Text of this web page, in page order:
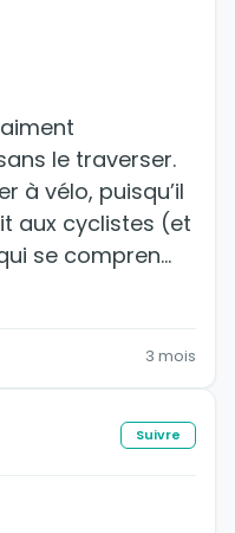
le traverser.
à vélo, puisqu’il
aux cyclistes (et
se compren…
3 mois
Suivre